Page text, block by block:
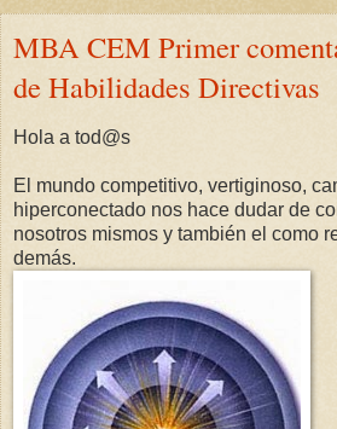
MBA CEM Primer
de Habilidades Directivas
Hola a tod@s
El mundo competitivo, vertiginoso,
hiperconectado nos hace dudar de
nosotros mismos y también el como
demás.